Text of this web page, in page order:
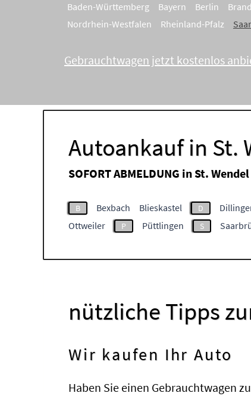
Baden-Württemberg Bayern Berlin
Nordrhein-Westfalen
Rheinland-Pfalz
Gebrauchtwagen jetzt kostenlos
Autoankauf in St.
SOFORT ABMELDUNG inSt. Wendel
B Bexbach Blieskastel D
Ottweiler P Püttlingen S
nützliche Tipps
Wir kaufen Ihr Auto
Haben Sie einen Gebrauchtwagen